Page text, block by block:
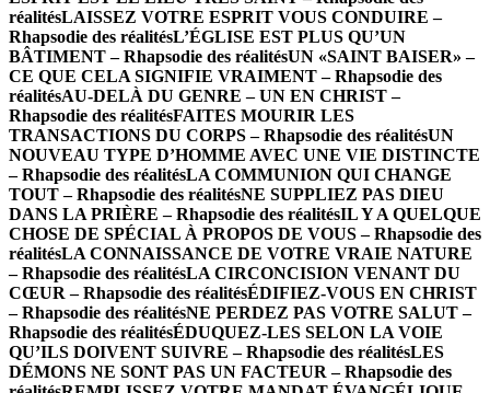
réalitésLAISSEZ VOTRE ESPRIT VOUS CONDUIRE –
Rhapsodie des réalitésL’ÉGLISE EST PLUS QU’UN
BÂTIMENT – Rhapsodie des réalitésUN «SAINT BAISER» –
CE QUE CELA SIGNIFIE VRAIMENT – Rhapsodie des
réalitésAU-DELÀ DU GENRE – UN EN CHRIST –
Rhapsodie des réalitésFAITES MOURIR LES
TRANSACTIONS DU CORPS – Rhapsodie des réalitésUN
NOUVEAU TYPE D’HOMME AVEC UNE VIE DISTINCTE
– Rhapsodie des réalitésLA COMMUNION QUI CHANGE
TOUT – Rhapsodie des réalitésNE SUPPLIEZ PAS DIEU
DANS LA PRIÈRE – Rhapsodie des réalitésIL Y A QUELQUE
CHOSE DE SPÉCIAL À PROPOS DE VOUS – Rhapsodie des
réalitésLA CONNAISSANCE DE VOTRE VRAIE NATURE
– Rhapsodie des réalitésLA CIRCONCISION VENANT DU
CŒUR – Rhapsodie des réalitésÉDIFIEZ-VOUS EN CHRIST
– Rhapsodie des réalitésNE PERDEZ PAS VOTRE SALUT –
Rhapsodie des réalitésÉDUQUEZ-LES SELON LA VOIE
QU’ILS DOIVENT SUIVRE – Rhapsodie des réalitésLES
DÉMONS NE SONT PAS UN FACTEUR – Rhapsodie des